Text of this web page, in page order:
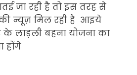
जा रही है तो इस तरह से
न्यूज़ मिल रही है आइये
लाड़ली बहना योजना का
होंगे